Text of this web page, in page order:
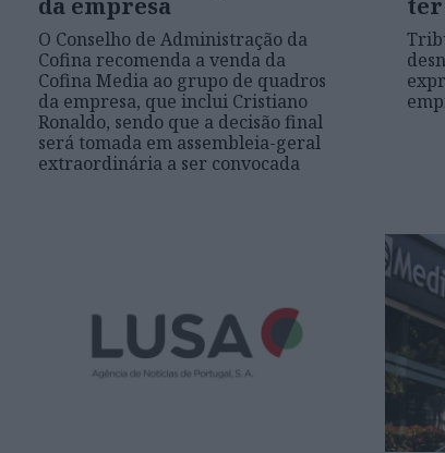
da empresa
O Conselho de Administração da
Cofina recomenda a venda da
Cofina Media ao grupo de quadros
da empresa, que inclui Cristiano
Ronaldo, sendo que a decisão final
será tomada em assembleia-geral
extraordinária a ser convocada
ter